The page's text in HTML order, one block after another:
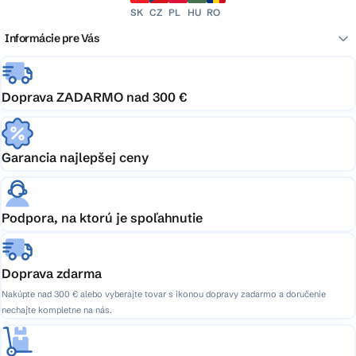
SK CZ PL HU RO
Informácie pre Vás
Doprava ZADARMO nad 300 €
Garancia najlepšej ceny
Podpora, na ktorú je spoľahnutie
Doprava zdarma
Nakúpte nad 300 € alebo vyberajte tovar s ikonou dopravy zadarmo a doručenie
nechajte kompletne na nás.